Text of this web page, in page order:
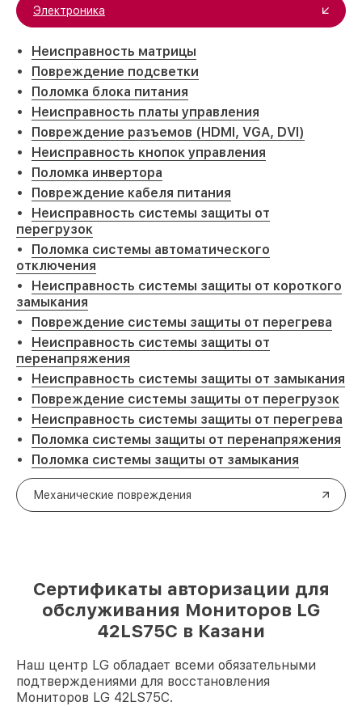
Электроника
Неисправность матрицы
Повреждение подсветки
Поломка блока питания
Неисправность платы управления
Повреждение разъемов (HDMI, VGA, DVI)
Неисправность кнопок управления
Поломка инвертора
Повреждение кабеля питания
Неисправность системы защиты от
перегрузок
Поломка системы автоматического
отключения
Неисправность системы защиты от короткого
замыкания
Повреждение системы защиты от перегрева
Неисправность системы защиты от
перенапряжения
Неисправность системы защиты от замыкания
Повреждение системы защиты от перегрузок
Неисправность системы защиты от перегрева
Поломка системы защиты от перенапряжения
Поломка системы защиты от замыкания
Механические повреждения
Сертификаты авторизации для
обслуживания Мониторов LG
42LS75C в Казани
Наш центр LG обладает всеми обязательными
подтверждениями для восстановления
Мониторов LG 42LS75C.